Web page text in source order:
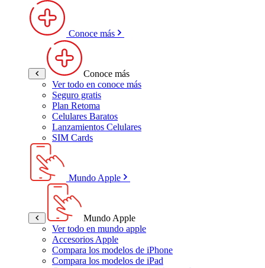
Conoce más
Conoce más
Ver todo en conoce más
Seguro gratis
Plan Retoma
Celulares Baratos
Lanzamientos Celulares
SIM Cards
Mundo Apple
Mundo Apple
Ver todo en mundo apple
Accesorios Apple
Compara los modelos de iPhone
Compara los modelos de iPad